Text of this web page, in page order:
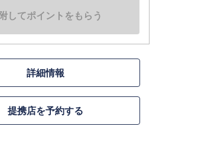
してポイントをもらう
詳細情報
提携店を予約する